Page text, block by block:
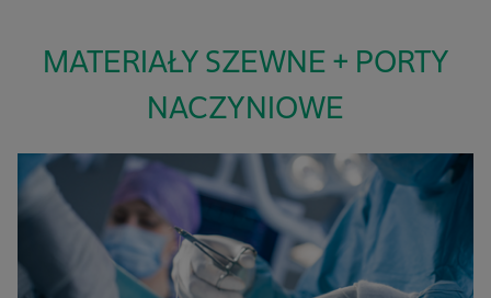
MATERIAŁY SZEWNE + PORTY
NACZYNIOWE